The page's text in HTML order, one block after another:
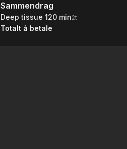
Sammendrag
Sammendrag
Deep tissue 120 min2t
Totalt å betale